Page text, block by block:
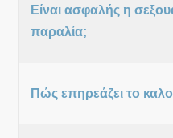
Είναι ασφαλής η
παραλία;
Πώς επηρεάζει το